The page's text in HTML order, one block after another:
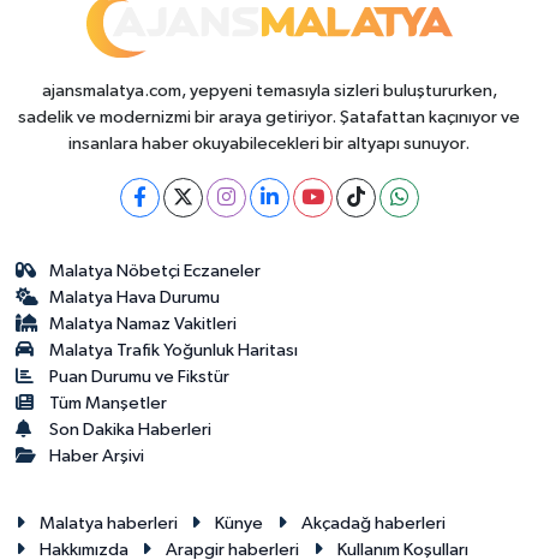
ajansmalatya.com, yepyeni temasıyla sizleri buluştururken,
sadelik ve modernizmi bir araya getiriyor. Şatafattan kaçınıyor ve
insanlara haber okuyabilecekleri bir altyapı sunuyor.
Malatya Nöbetçi Eczaneler
Malatya Hava Durumu
Malatya Namaz Vakitleri
Malatya Trafik Yoğunluk Haritası
Puan Durumu ve Fikstür
Tüm Manşetler
Son Dakika Haberleri
Haber Arşivi
Malatya haberleri Künye
Akçadağ haberleri
Hakkımızda
Arapgir haberleri
Kullanım Koşulları